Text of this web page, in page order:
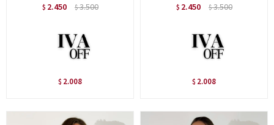
$ 2.450 $3.500
$ 2.008
$ 2.450 $3.500
$ 2.008